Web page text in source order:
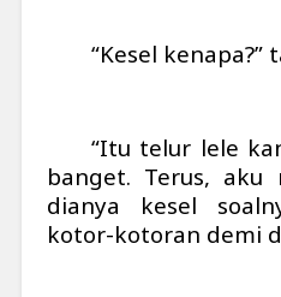
“Kesel kenapa?”
“Itu telur lele
banget. Terus, aku
dianya kesel
kotor-kotoran demi